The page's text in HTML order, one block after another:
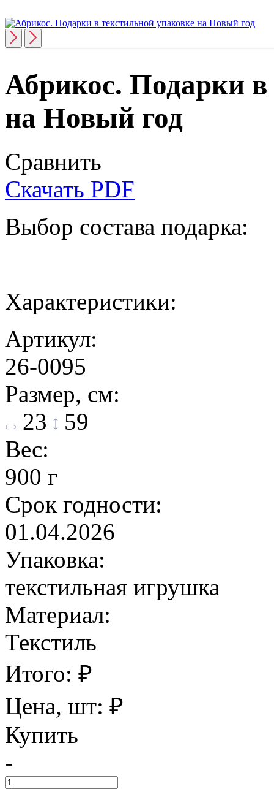
Абрикос. Подарки в
на Новый год
Сравнить
Скачать PDF
Выбор состава подарка:
Характеристики:
Артикул:
26-0095
Размер, см:
23
59
Вес:
900 г
Срок годности:
01.04.2026
Упаковка:
текстильная игрушка
Материал:
Текстиль
Итого: ₽
Цена, шт: ₽
Купить
-